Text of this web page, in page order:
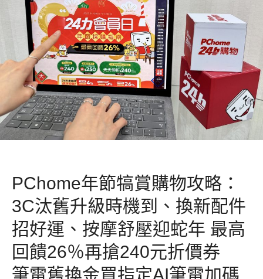
PChome年節犒賞購物攻略：
3C汰舊升級時機到、換新配件
招好運、按摩舒壓迎蛇年 最高
回饋26％再搶240元折價券
筆電舊換金買指定AI筆電加碼